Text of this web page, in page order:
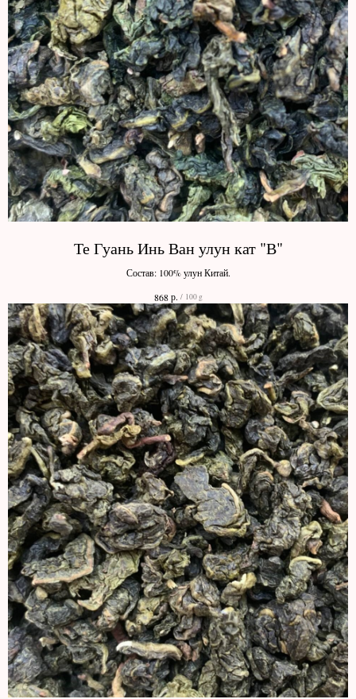
Те Гуань Инь Ван улун кат "В"
Состав: 100% улун Китай.
868 р. / 100 g